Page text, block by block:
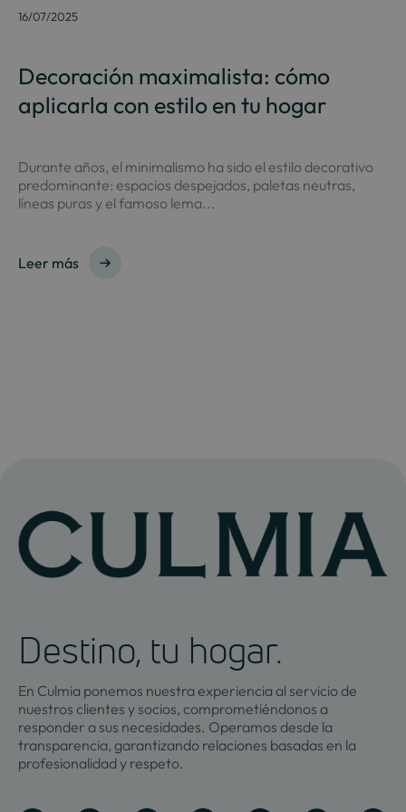
16/07/2025
Decoración maximalista: cómo
aplicarla con estilo en tu hogar
Durante años, el minimalismo ha sido el estilo decorativo
predominante: espacios despejados, paletas neutras,
líneas puras y el famoso lema...
Leer más
Destino, tu hogar.
En Culmia ponemos nuestra experiencia al servicio de
nuestros clientes y socios, comprometiéndonos a
responder a sus necesidades. Operamos desde la
transparencia, garantizando relaciones basadas en la
profesionalidad y respeto.